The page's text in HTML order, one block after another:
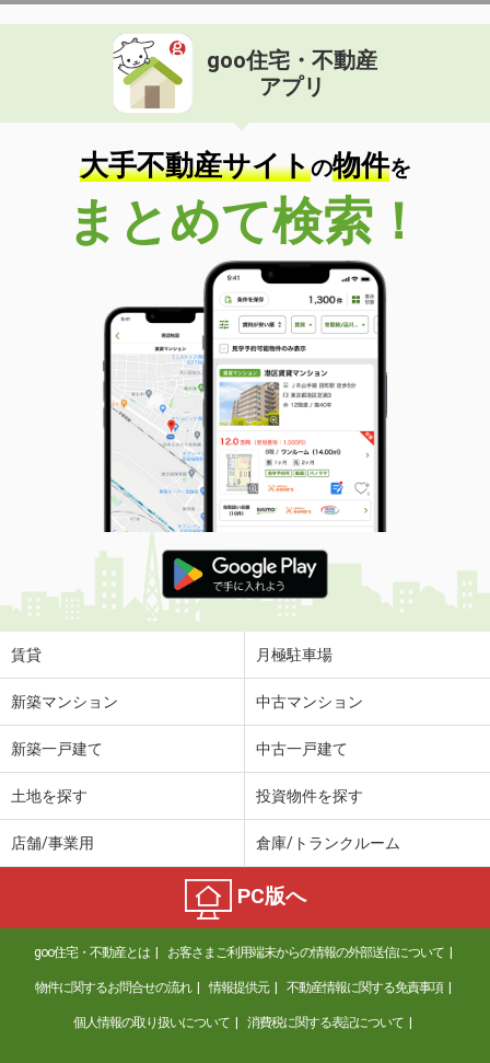
goo住宅・不動産
アプリ
大手不動産サイトの物件を
まとめて検索！
賃貸 月極駐車場
新築マンション 中古マンション
新築一戸建て 中古一戸建て
土地を探す 投資物件を探す
店舗/事業用 倉庫/トランクルーム
PC版へ
goo住宅・不動産とは お客さまご利用端末からの情報の外部送信について
物件に関するお問合せの流れ 情報提供元 不動産情報に関する免責事項
個人情報の取り扱いについて 消費税に関する表記について